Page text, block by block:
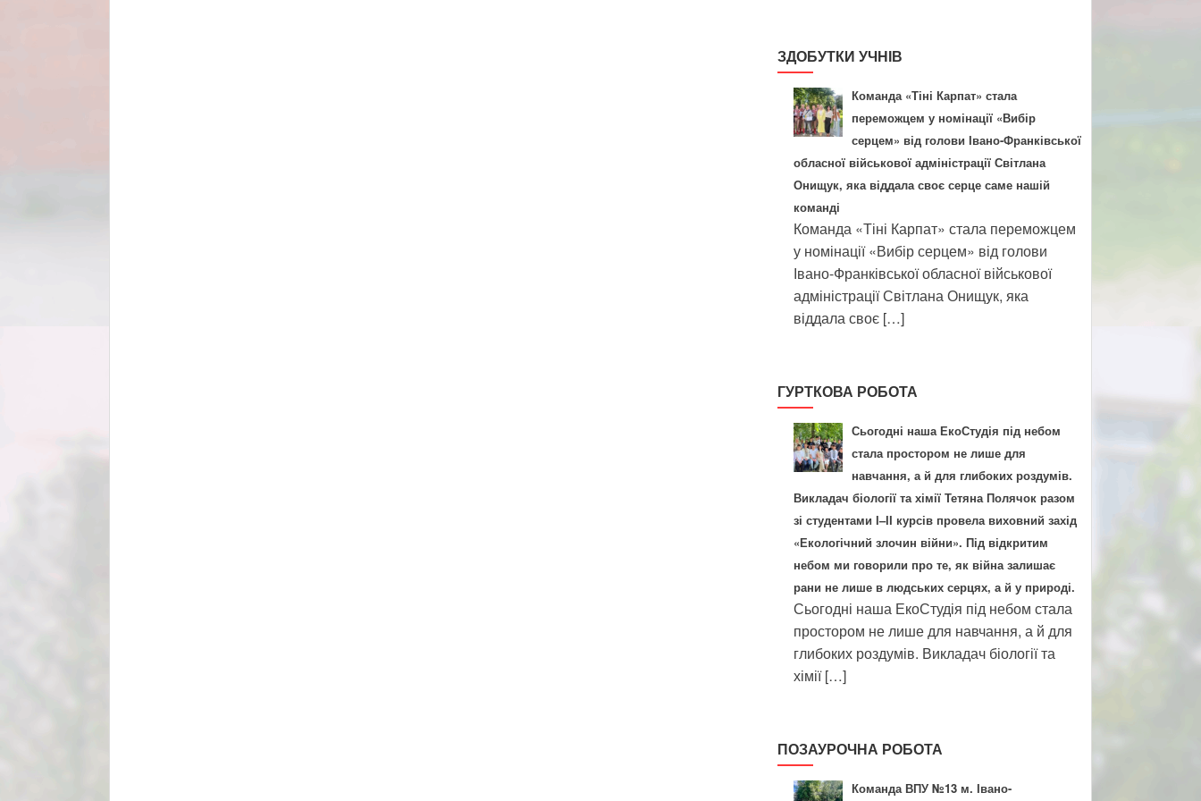
ЗДОБУТКИ УЧНІВ
Команда «Тіні Карпат» стала
переможцем у номінації «Вибір
серцем» від голови Івано-Франківської
обласної військової адміністрації Світлана
Онищук, яка віддала своє серце саме нашій
команді
Команда «Тіні Карпат» стала переможцем
у номінації «Вибір серцем» від голови
Івано-Франківської обласної військової
адміністрації Світлана Онищук, яка
віддала своє […]
ГУРТКОВА РОБОТА
Сьогодні наша ЕкоСтудія під небом
стала простором не лише для
навчання, а й для глибоких роздумів.
Викладач біології та хімії Тетяна Полячок разом
зі студентами І–ІІ курсів провела виховний захід
«Екологічний злочин війни». Під відкритим
небом ми говорили про те, як війна залишає
рани не лише в людських серцях, а й у природі.
Сьогодні наша ЕкоСтудія під небом стала
простором не лише для навчання, а й для
глибоких роздумів. Викладач біології та
хімії […]
ПОЗАУРОЧНА РОБОТА
Команда ВПУ №13 м. Івано-